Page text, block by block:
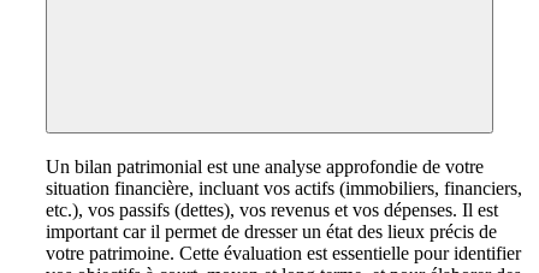
Un bilan patrimonial est une analyse approfondie de votre
situation financière, incluant vos actifs (immobiliers, financiers,
etc.), vos passifs (dettes), vos revenus et vos dépenses. Il est
important car il permet de dresser un état des lieux précis de
votre patrimoine. Cette évaluation est essentielle pour identifier